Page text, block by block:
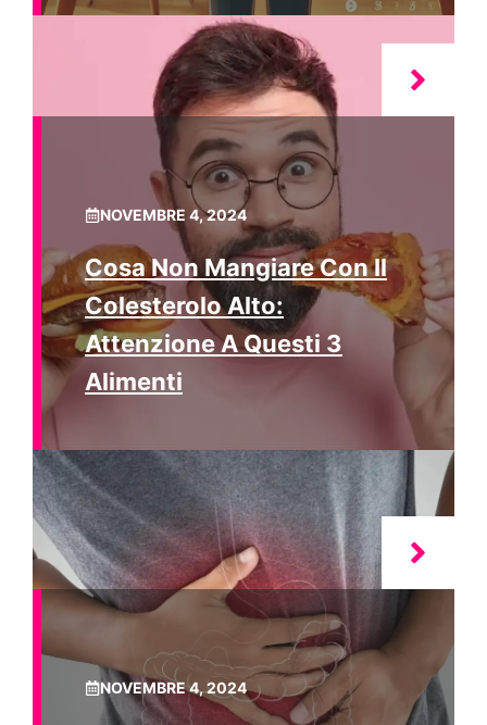
NOVEMBRE 4, 2024
Cosa Non Mangiare Con Il
Colesterolo Alto:
Attenzione A Questi 3
Alimenti
NOVEMBRE 4, 2024